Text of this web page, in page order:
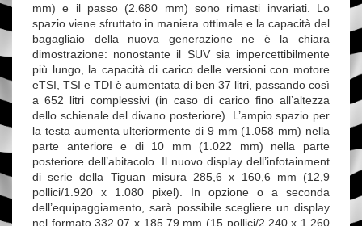
mm) e il passo (2.680 mm) sono rimasti invariati. Lo
spazio viene sfruttato in maniera ottimale e la capacità del
bagagliaio della nuova generazione ne è la chiara
dimostrazione: nonostante il SUV sia impercettibilmente
più lungo, la capacità di carico delle versioni con motore
eTSI, TSI e TDI è aumentata di ben 37 litri, passando così
a 652 litri complessivi (in caso di carico fino all’altezza
dello schienale del divano posteriore). L’ampio spazio per
la testa aumenta ulteriormente di 9 mm (1.058 mm) nella
parte anteriore e di 10 mm (1.022 mm) nella parte
posteriore dell’abitacolo. Il nuovo display dell’infotainment
di serie della Tiguan misura 285,6 x 160,6 mm (12,9
pollici/1.920 x 1.080 pixel). In opzione o a seconda
dell’equipaggiamento, sarà possibile scegliere un display
nel formato 332,07 x 185,79 mm (15 pollici/2.240 x 1.260